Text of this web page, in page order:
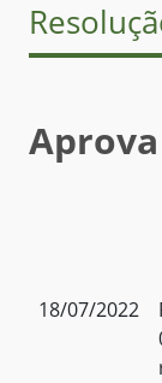
18/07/2022